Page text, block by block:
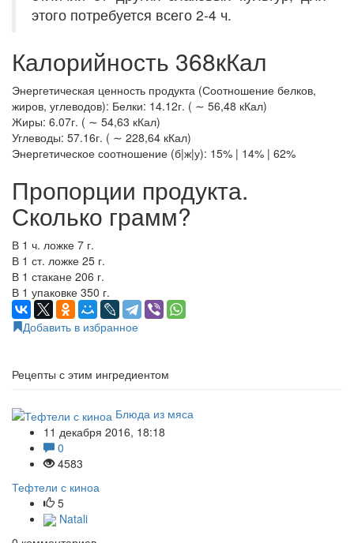
этого потребуется всего 2-4 ч.
Калорийность 368кКал
Энергетическая ценность продукта (Соотношение белков,
жиров, углеводов): Белки: 14.12г. ( ∼ 56,48 кКал)
Жиры: 6.07г. ( ∼ 54,63 кКал)
Углеводы: 57.16г. ( ∼ 228,64 кКал)
Энергетическое соотношение (б|ж|у): 15% | 14% | 62%
Пропорции продукта.
Сколько грамм?
В 1 ч. ложке 7 г.
В 1 ст. ложке 25 г.
В 1 стакане 206 г.
В 1 упаковке 350 г.
Добавить в избранное
Рецепты с этим ингредиентом
Блюда из мяса
11 декабря 2016, 18:18
0
4583
Тефтели с киноа
5
Natali